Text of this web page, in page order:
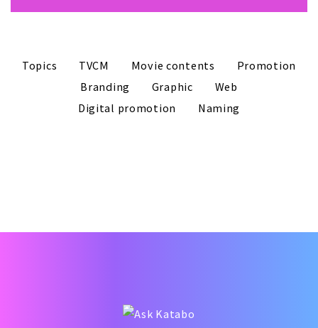
Topics TVCM Movie contents
Promotion
Branding
Graphic
Web
Digital promotion
Naming